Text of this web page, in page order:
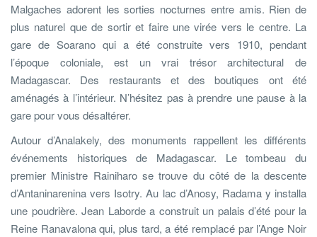
Malgaches adorent les sorties nocturnes entre amis. Rien de
plus naturel que de sortir et faire une virée vers le centre. La
gare de Soarano qui a été construite vers 1910, pendant
l’époque coloniale, est un vrai trésor architectural de
Madagascar. Des restaurants et des boutiques ont été
aménagés à l’intérieur. N’hésitez pas à prendre une pause à la
gare pour vous désaltérer.
Autour d’Analakely, des monuments rappellent les différents
événements historiques de Madagascar. Le tombeau du
premier Ministre Rainiharo se trouve du côté de la descente
d’Antaninarenina vers Isotry. Au lac d’Anosy, Radama y installa
une poudrière. Jean Laborde a construit un palais d’été pour la
Reine Ranavalona qui, plus tard, a été remplacé par l’Ange Noir